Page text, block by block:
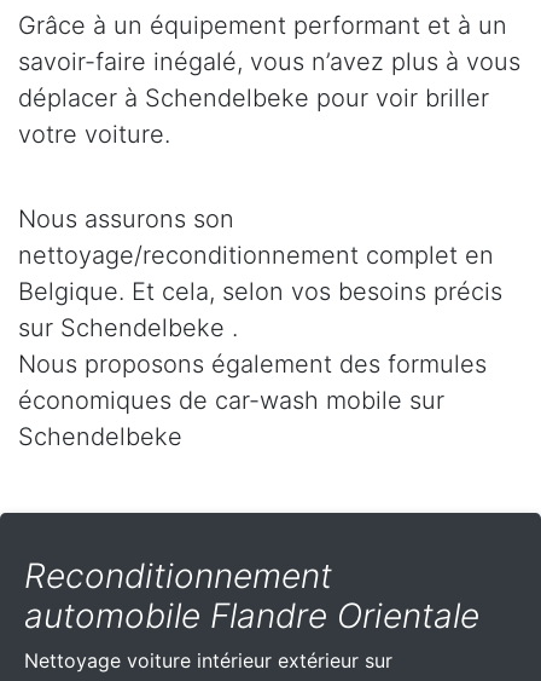
Grâce à un équipement performant et à un
savoir-faire inégalé, vous n’avez plus à vous
déplacer à Schendelbeke pour voir briller
votre voiture.
Nous assurons son
nettoyage/reconditionnement complet en
Belgique. Et cela, selon vos besoins précis
sur Schendelbeke .
Nous proposons également des formules
économiques de car-wash mobile sur
Schendelbeke
Reconditionnement
automobile Flandre Orientale
Nettoyage voiture intérieur extérieur sur